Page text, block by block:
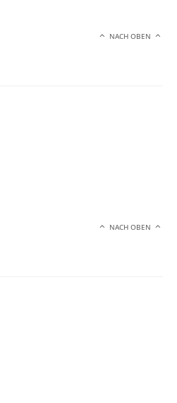
NACH OBEN
NACH OBEN